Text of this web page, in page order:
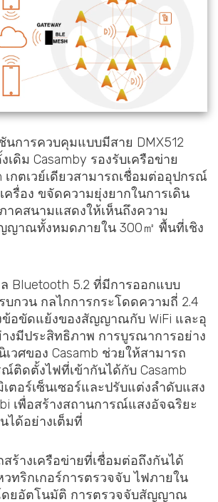
นการควบคุมแบบมีสาย DMX512
เดิม Casamby รองรับเครือข่าย
เกตเวย์เดียวสามารถเชื่อมต่ออุปกรณ์
ครื่อง ขจัดความยุ่งยากในการเดิน
าคสนามแสดงให้เห็นถึงความ
ญาณทั้งหมดภายใน 300㎡ พื้นที่เชิง
Bluetooth 5.2 ที่มีการออกแบบ
บกวน กลไกการกระโดดความถี่ 2.4
ข้อขัดแย้งของสัญญาณกับ WiFi และอุ
งมีประสิทธิภาพ การบูรณาการอย่าง
วศของ Casamb ช่วยให้สามารถ
ติดตั้งไฟที่เข้ากันได้กับ Casamb
ตอร์เซ็นเซอร์และปรับแต่งลำดับแสง
เพื่อสร้างสถานการณ์แสงอัจฉริยะ
ด้อย่างเต็มที่
สร้างเครือข่ายที่เชื่อมต่อถึงกันได้
วทริกเกอร์การตรวจจับ ไฟภายใน
ดยอัตโนมัติ การตรวจจับสัญญาณ